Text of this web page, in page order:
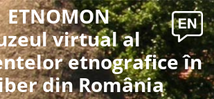
ETNOMON
virtual al
etnografice în
din România